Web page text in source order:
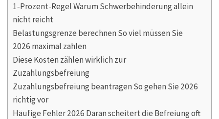
1‑Prozent-Regel Warum Schwerbehinderung allein
nicht reicht
Belastungsgrenze berechnen So viel müssen Sie
2026 maximal zahlen
Diese Kosten zählen wirklich zur
Zuzahlungsbefreiung
Zuzahlungsbefreiung beantragen So gehen Sie 2026
richtig vor
Häufige Fehler 2026 Daran scheitert die Befreiung oft